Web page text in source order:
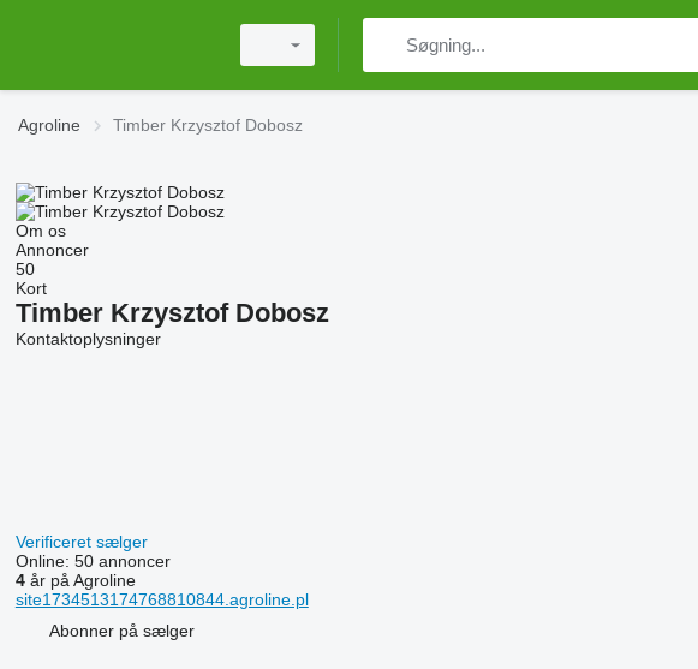
Agroline Timber Krzysztof Dobosz
Om os
Annoncer
50
Kort
Timber Krzysztof Dobosz
Kontaktoplysninger
Verificeret sælger
Online: 50 annoncer
4år på Agroline
site1734513174768810844.agroline.pl
Abonner på sælger